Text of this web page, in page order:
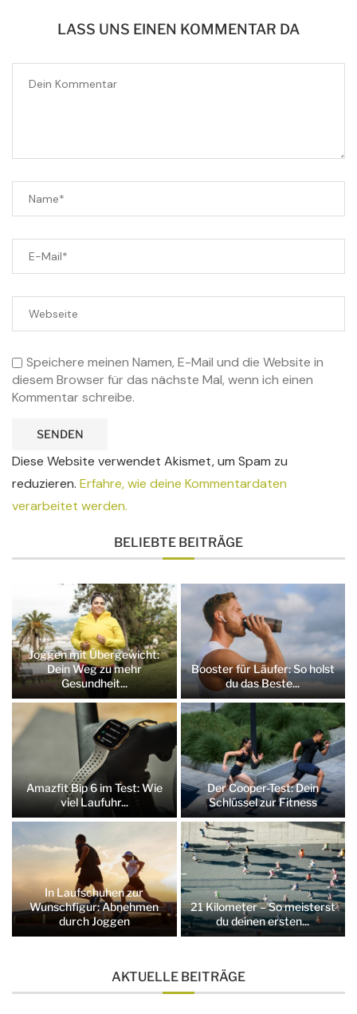
LASS UNS EINEN KOMMENTAR DA
Speichere meinen Namen, E-Mail und die Website in
diesem Browser für das nächste Mal, wenn ich einen
Kommentar schreibe.
Diese Website verwendet Akismet, um Spam zu
reduzieren. Erfahre, wie deine Kommentardaten
verarbeitet werden.
BELIEBTE BEITRÄGE
Joggen mit Übergewicht:
Dein Weg zu mehr
Gesundheit...
Booster für Läufer: So holst
du das Beste...
Amazfit Bip 6 im Test: Wie
viel Laufuhr...
Der Cooper-Test: Dein
Schlüssel zur Fitness
In Laufschuhen zur
Wunschfigur: Abnehmen
durch Joggen
21 Kilometer – So meisterst
du deinen ersten...
AKTUELLE BEITRÄGE